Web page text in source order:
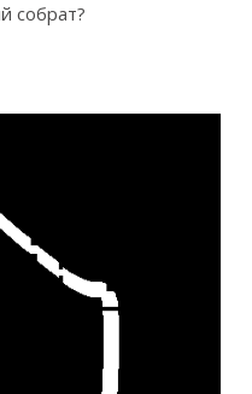
собрат?